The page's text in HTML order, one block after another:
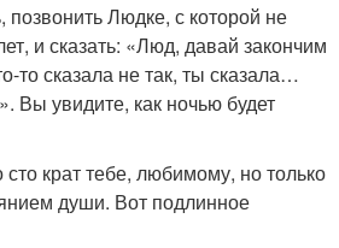
позвонить Людке, с которой не
и сказать: «Люд, давай закончим
то сказала не так, ты сказала…
Вы увидите, как ночью будет
крат тебе, любимому, но только
души. Вот подлинное